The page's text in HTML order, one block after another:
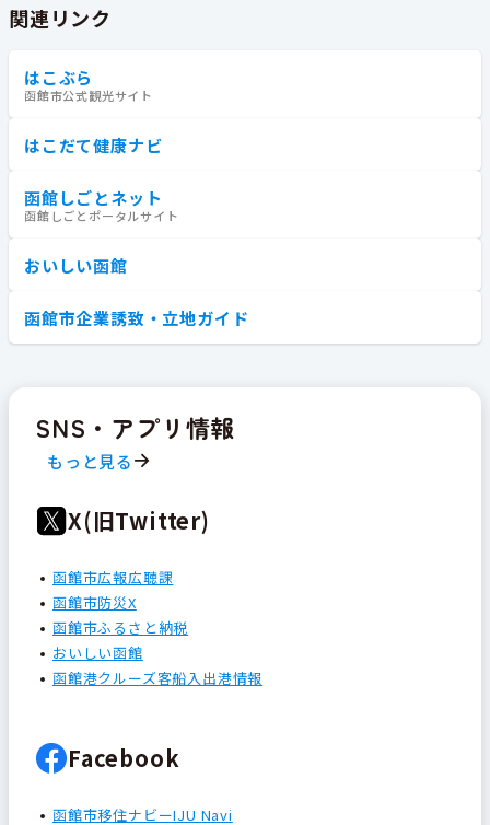
関連リンク
はこぶら
函館市公式観光サイト
はこだて健康ナビ
函館しごとネット
函館しごとポータルサイト
おいしい函館
函館市企業誘致・立地ガイド
SNS・アプリ情報
もっと見る
X(旧Twitter)
函館市広報広聴課
函館市防災X
函館市ふるさと納税
おいしい函館
函館港クルーズ客船入出港情報
Facebook
函館市移住ナビーIJU Navi